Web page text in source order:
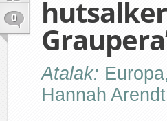
0
Atalak: Europa,
Hannah Arendt